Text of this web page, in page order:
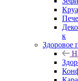
к
Здоровое